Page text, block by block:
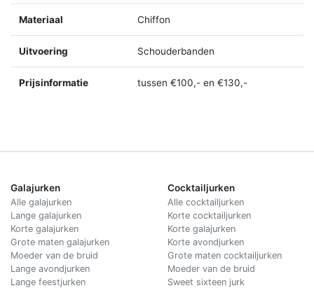
Materiaal Chiffon
Uitvoering Schouderbanden
Prijsinformatie tussen €100,- en €130,-
Galajurken
Alle galajurken
Lange galajurken
Korte galajurken
Grote maten galajurken
Moeder van de bruid
Lange avondjurken
Lange feestjurken
Cocktailjurken
Alle cocktailjurken
Korte cocktailjurken
Korte galajurken
Korte avondjurken
Grote maten cocktailjurken
Moeder van de bruid
Sweet sixteen jurk